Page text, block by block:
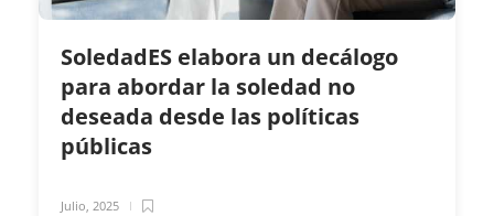
SoledadES elabora un decálogo
para abordar la soledad no
deseada desde las políticas
públicas
Julio, 2025